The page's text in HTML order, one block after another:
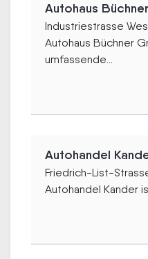
Autohaus
Industriestrasse
Autohaus Büchner
umfassende...
Autohandel
Friedrich-List-
Autohandel Kander